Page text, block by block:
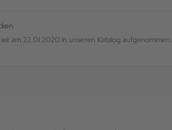
am 22.01.2020 in unseren Katalog aufgenommen.